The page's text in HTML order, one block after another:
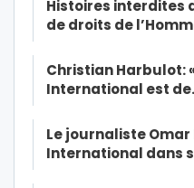
Histoires interdites
de droits de
Christian Harbulot:
International est
Le journaliste
International dans